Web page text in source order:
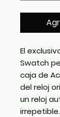
El
Swatch
caja de
del reloj
un reloj